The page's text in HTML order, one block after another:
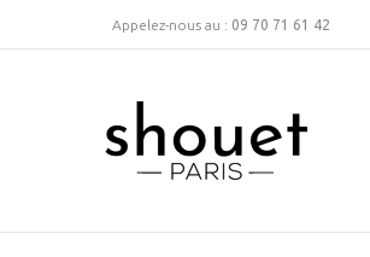
Appelez-nous au : 09 70 71 61 42